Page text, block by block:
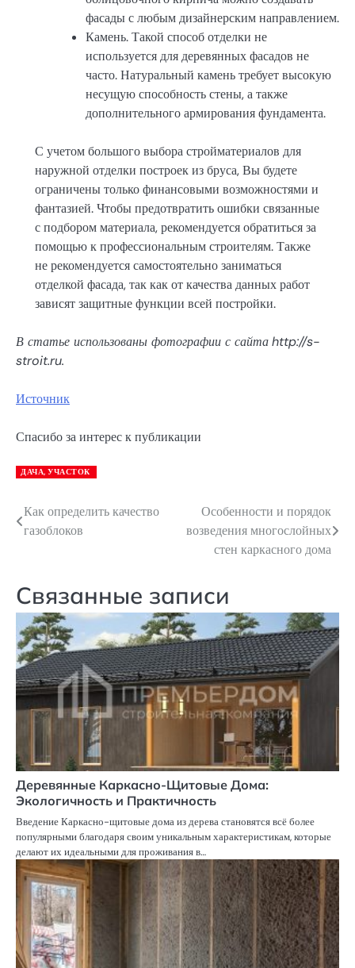
фасады с любым дизайнерским направлением.
Камень. Такой способ отделки не
используется для деревянных фасадов не
часто. Натуральный камень требует высокую
несущую способность стены, а также
дополнительного армирования фундамента.
С учетом большого выбора стройматериалов для
наружной отделки построек из бруса, Вы будете
ограничены только финансовыми возможностями и
фантазией. Чтобы предотвратить ошибки связанные
с подбором материала, рекомендуется обратиться за
помощью к профессиональным строителям. Также
не рекомендуется самостоятельно заниматься
отделкой фасада, так как от качества данных работ
зависят защитные функции всей постройки.
В статье использованы фотографии с сайтаhttp://s-
stroit.ru.
Источник
Спасибо за интерес к публикации
ДАЧА, УЧАСТОК
Навигация
Как определить качество
газоблоков
Особенности и порядок
возведения многослойных
стен каркасного дома
Связанные записи
Деревянные Каркасно-Щитовые Дома:
Экологичность и Практичность
Введение Каркасно-щитовые дома из дерева становятся всё более
популярными благодаря своим уникальным характеристикам, которые
делают их идеальными для проживания в…